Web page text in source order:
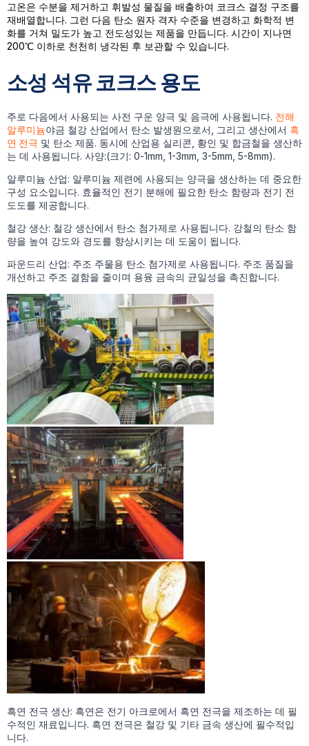
고온은 수분을 제거하고 휘발성 물질을 배출하여 코크스 결정 구조를
재배열합니다. 그런 다음 탄소 원자 격자 수준을 변경하고 화학적 변
화를 거쳐 밀도가 높고 전도성있는 제품을 만듭니다. 시간이 지나면
200℃ 이하로 천천히 냉각된 후 보관할 수 있습니다.
소성 석유 코크스 용도
주로 다음에서 사용되는 사전 구운 양극 및 음극에 사용됩니다. 전해
알루미늄야금 철강 산업에서 탄소 발생원으로서, 그리고 생산에서 흑
연 전극 및 탄소 제품. 동시에 산업용 실리콘, 황인 및 합금철을 생산하
는 데 사용됩니다. 사양:(크기: 0-1mm, 1-3mm, 3-5mm, 5-8mm).
알루미늄 산업: 알루미늄 제련에 사용되는 양극을 생산하는 데 중요한
구성 요소입니다. 효율적인 전기 분해에 필요한 탄소 함량과 전기 전
도도를 제공합니다.
철강 생산: 철강 생산에서 탄소 첨가제로 사용됩니다. 강철의 탄소 함
량을 높여 강도와 경도를 향상시키는 데 도움이 됩니다.
파운드리 산업: 주조 주물용 탄소 첨가제로 사용됩니다. 주조 품질을
개선하고 주조 결함을 줄이며 용융 금속의 균일성을 촉진합니다.
흑연 전극 생산: 흑연은 전기 아크로에서 흑연 전극을 제조하는 데 필
수적인 재료입니다. 흑연 전극은 철강 및 기타 금속 생산에 필수적입
니다.